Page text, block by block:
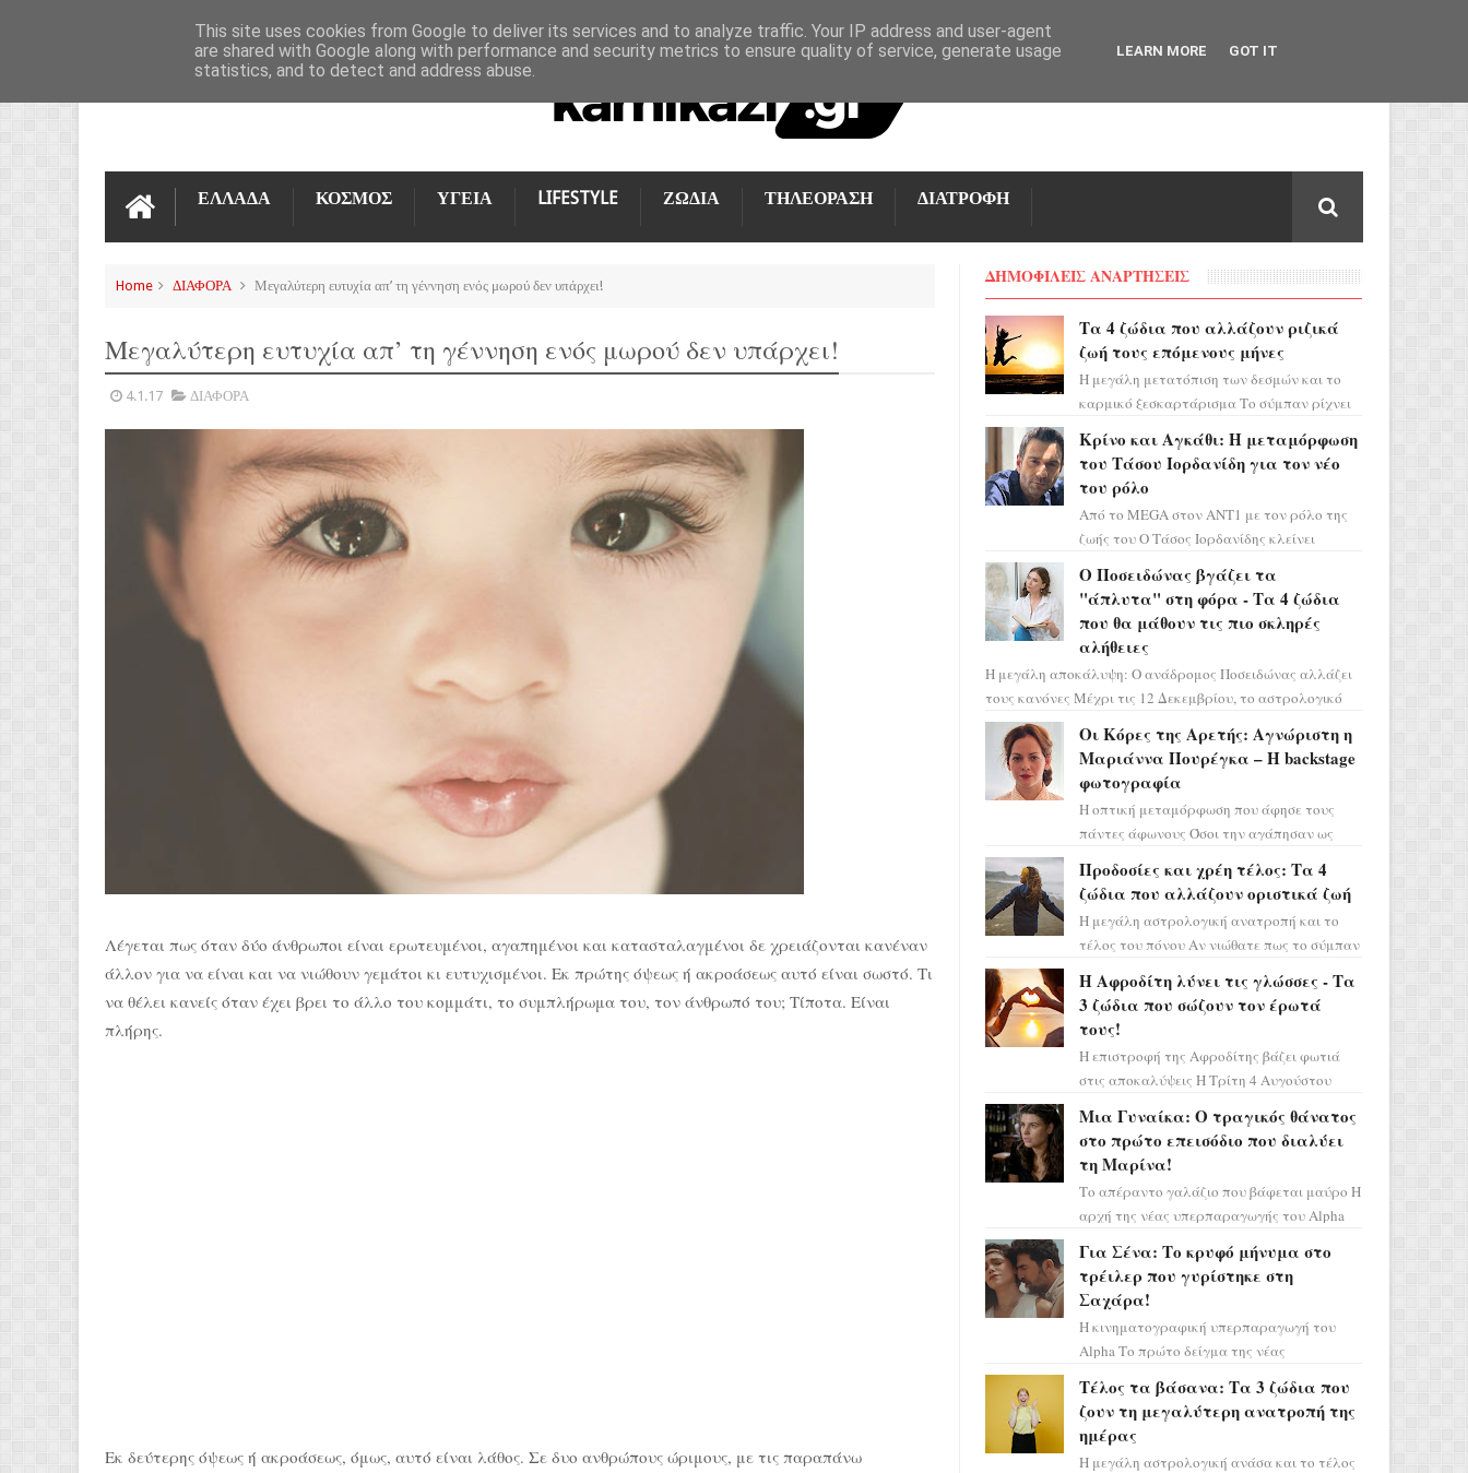
ΕΠΙΚΟΙΝΩΝΊΑ
ΕΛΛΑΔΑ ΚΟΣΜΟΣ ΥΓΕΙΑ LIFESTYLE ΖΩΔΙΑ ΤΗΛΕΟΡΑΣΗ ΔΙΑΤΡΟΦΗ
Home ΔΙΑΦΟΡΑ Μεγαλύτερη ευτυχία απ’ τη γέννηση ενός μωρού δεν υπάρχει!
Μεγαλύτερη ευτυχία απ’ τη γέννηση ενός μωρού δεν υπάρχει!
4.1.17 ΔΙΑΦΟΡΑ
Λέγεται πως όταν δύο άνθρωποι είναι ερωτευμένοι, αγαπημένοι και κατασταλαγμένοι δε χρειάζονται κανέναν
άλλον για να είναι και να νιώθουν γεμάτοι κι ευτυχισμένοι. Εκ πρώτης όψεως ή ακροάσεως αυτό είναι σωστό. Τι
να θέλει κανείς όταν έχει βρει το άλλο του κομμάτι, το συμπλήρωμα του, τον άνθρωπό του; Τίποτα. Είναι
πλήρης.
Εκ δεύτερης όψεως ή ακροάσεως, όμως, αυτό είναι λάθος. Σε δυο ανθρώπους ώριμους, με τις παραπάνω
ΔΗΜΟΦΙΛΕΙΣ ΑΝΑΡΤΗΣΕΙΣ
Τα 4 ζώδια που αλλάζουν ριζικά
ζωή τους επόμενους μήνες
Η μεγάλη μετατόπιση των δεσμών και το
καρμικό ξεσκαρτάρισμα Το σύμπαν ρίχνει
προειδοποιεί: οι σελην...
Κρίνο και Αγκάθι: Η μεταμόρφωση
του Τάσου Ιορδανίδη για τον νέο
του ρόλο
Από το MEGA στον ΑΝΤ1 με τον ρόλο της
ζωής του Ο Τάσος Ιορδανίδης κλείνει
επιτυχίας «Μια Νύχτα Μόνο» ...
Ο Ποσειδώνας βγάζει τα
"άπλυτα" στη φόρα - Τα 4 ζώδια
που θα μάθουν τις πιο σκληρές
αλήθειες
Η μεγάλη αποκάλυψη: Ο ανάδρομος Ποσειδώνας αλλάζει
τους κανόνες Μέχρι τις 12 Δεκεμβρίου, το αστρολογικό
σκηνικό θυμίζει ταινία μυστηρίου ...
Οι Κόρες της Αρετής: Αγνώριστη η
Μαριάννα Πουρέγκα – H backstage
φωτογραφία
Η οπτική μεταμόρφωση που άφησε τους
πάντες άφωνους Όσοι την αγάπησαν ως
πρέπει τώρα να προετοιμαστο...
Προδοσίες και χρέη τέλος: Τα 4
ζώδια που αλλάζουν οριστικά ζωή
Η μεγάλη αστρολογική ανατροπή και το
τέλος του πόνου Αν νιώθατε πως το σύμπαν
πάρετε μια βαθιά α...
Η Αφροδίτη λύνει τις γλώσσες - Τα
3 ζώδια που σώζουν τον έρωτά
τους!
Η επιστροφή της Αφροδίτης βάζει φωτιά
στις αποκαλύψεις Η Τρίτη 4 Αυγούστου
ορόσημο, καθώς η Αφροδίτη πρ...
Μια Γυναίκα: Ο τραγικός θάνατος
στο πρώτο επεισόδιο που διαλύει
τη Μαρίνα!
Το απέραντο γαλάζιο που βάφεται μαύρο Η
αρχή της νέας υπερπαραγωγής του Alpha
πλημμυρισμένο από...
Για Σένα: Το κρυφό μήνυμα στο
τρέιλερ που γυρίστηκε στη
Σαχάρα!
Η κινηματογραφική υπερπαραγωγή του
Alpha Το πρώτο δείγμα της νέας
η αισθητική του ξεπερνά κάθε π...
Τέλος τα βάσανα: Τα 3 ζώδια που
ζουν τη μεγαλύτερη ανατροπή της
ημέρας
Η μεγάλη αστρολογική ανάσα και το τέλος
This site uses cookies from Google to deliver its services and to analyze traffic. Your IP address and user-agent
are shared with Google along with performance and security metrics to ensure quality of service, generate usage
statistics, and to detect and address abuse.
LEARN MORE GOT IT